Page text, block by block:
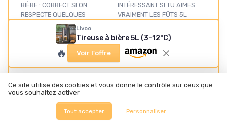
BIÈRE : CORRECT SI ON
RESPECTE QUELQUES
★★★★★
★★★★★
INTÉRESSANT SI TU AIMES
VRAIMENT LES FÛTS 5L
DESIGN : DU PLASTIQUE
PARTOUT, MAIS UN FORMAT
ASSEZ PRATIQUE
★★★★★
★★★★★
MATÉRIAUX ET FINITION : DU
PLASTIQUE QUI FAIT LE TAF
MAIS PAS PLUS
★★★★★
★★★★★
PERFORMANCES :
REFROIDISSEMENT, BRUIT ET
Livoo
Tireuse à bière 5L (3-12°C)
🔥 Voir l'offre
Ce site utilise des cookies et vous donne le contrôle sur ceux que
vous souhaitez activer
Tout accepter Personnaliser